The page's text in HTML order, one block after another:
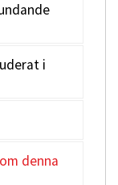
i
denna